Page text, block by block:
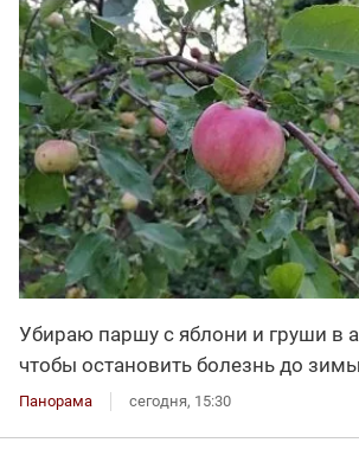
Убираю паршу с яблони и груши в
чтобы остановить болезнь до зимы
Панорама сегодня, 15:30